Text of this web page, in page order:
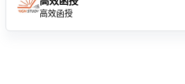
高效函授